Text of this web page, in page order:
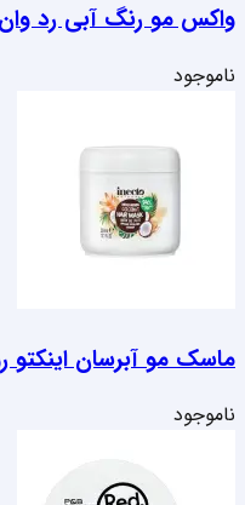
واکس مو رنگ آبی رد وان
ناموجود
ماسک مو آبرسان اینکتو
ناموجود